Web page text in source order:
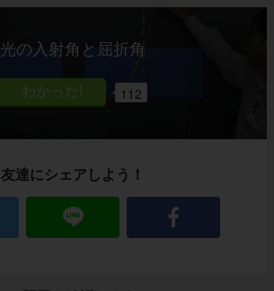
光の入射角と屈折角
112
友達にシェアしよう！